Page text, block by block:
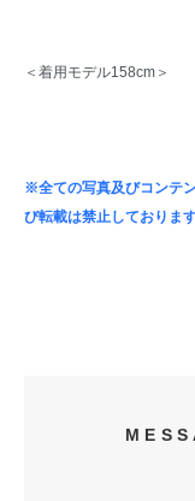
＜着用モデル158cm＞
※全ての写真及びコンテ
び転載は禁止しております